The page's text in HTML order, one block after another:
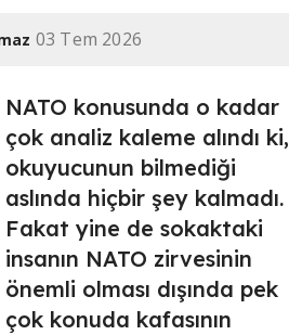
03 Tem 2026
NATO konusunda o kadar
çok analiz kaleme alındı ki,
okuyucunun bilmediği
aslında hiçbir şey kalmadı.
Fakat yine de sokaktaki
insanın NATO zirvesinin
önemli olması dışında pek
çok konuda kafasının